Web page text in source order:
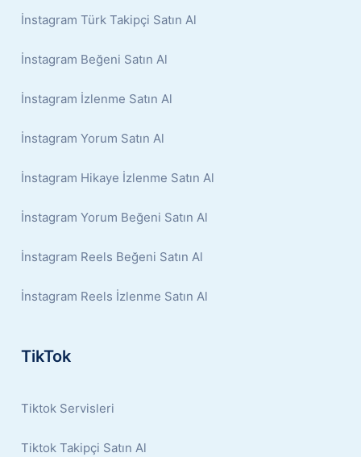
İnstagram Türk Takipçi Satın Al
İnstagram Beğeni Satın Al
İnstagram İzlenme Satın Al
İnstagram Yorum Satın Al
İnstagram Hikaye İzlenme Satın Al
İnstagram Yorum Beğeni Satın Al
İnstagram Reels Beğeni Satın Al
İnstagram Reels İzlenme Satın Al
TikTok
Tiktok Servisleri
Tiktok Takipçi Satın Al